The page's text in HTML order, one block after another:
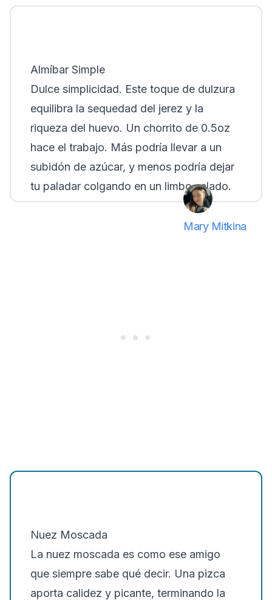
Almíbar Simple
Dulce simplicidad. Este toque de dulzura
equilibra la sequedad del jerez y la
riqueza del huevo. Un chorrito de 0.5oz
hace el trabajo. Más podría llevar a un
subidón de azúcar, y menos podría dejar
tu paladar colgando en un limbo salado.
Mary Mitkina
Nuez Moscada
La nuez moscada es como ese amigo
que siempre sabe qué decir. Una pizca
aporta calidez y picante, terminando la